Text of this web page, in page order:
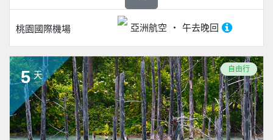
桃園國際機場 亞洲航空 午去晚回
5 天
自由行